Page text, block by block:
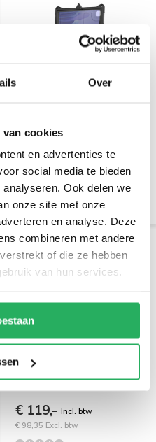
Over
van cookies
en advertenties te
social media te bieden
Ook delen we
onze site met onze
en analyse. Deze
combineren met andere
of die ze hebben
van hun services.
Next Gen voor Samsung
Tab A7 10.4 SAM75-NG
€ 99,95Incl. btw
€ 82,60 Excl. btw
RAM Mount IntelliSkin®
Next Gen for Samsung
Tab Active5 Pro & 4 Pro
€ 119,- Incl. btw
€ 98,35 Excl. btw